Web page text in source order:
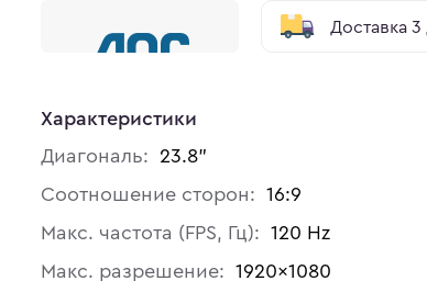
Доставка 3
Характеристики
Диагональ: 23.8"
Соотношение сторон: 16:9
Макс. частота (FPS, Гц): 120 Hz
Макс. разрешение: 1920×1080